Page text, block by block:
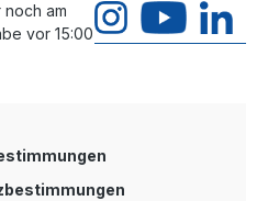
am
vor 15:00